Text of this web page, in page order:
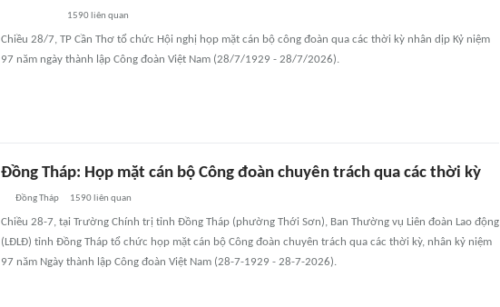
1590liên quan
Chiều 28/7, TP Cần Thơ tổ chức Hội nghị họp mặt cán bộ công đoàn qua các thời kỳ nhân dịp Kỷ niệm
97 năm ngày thành lập Công đoàn Việt Nam (28/7/1929 - 28/7/2026).
Đồng Tháp: Họp mặt cán bộ Công đoàn chuyên trách qua các thời kỳ
Đồng Tháp 1590 liên quan
Chiều 28-7, tại Trường Chính trị tỉnh Đồng Tháp (phường Thới Sơn), Ban Thường vụ Liên đoàn Lao động
(LĐLĐ) tỉnh Đồng Tháp tổ chức họp mặt cán bộ Công đoàn chuyên trách qua các thời kỳ, nhân kỷ niệm
97 năm Ngày thành lập Công đoàn Việt Nam (28-7-1929 - 28-7-2026).